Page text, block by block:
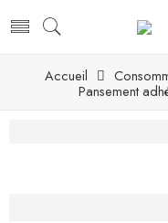
Accueil
Pansement